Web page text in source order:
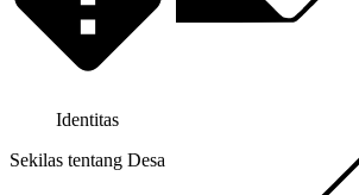
Identitas
Sekilas tentang Desa